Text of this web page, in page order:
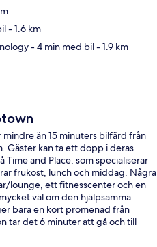
- 1.6 km
- 4 min med bil- 1.9 km
än 15 minuters bilfärd från
Gäster kan ta ett dopp i deras
and Place, som specialiserar
frukost, lunch och middag. Några
lounge, ett fitnesscenter och en
väl om den hjälpsamma
bara en kort promenad från
tar det 6 minuter att gå och till